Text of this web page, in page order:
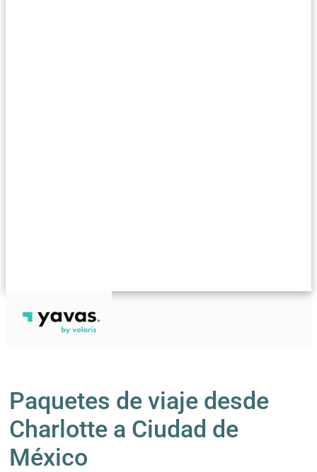
Paquetes de viaje desde
Charlotte a Ciudad de
México